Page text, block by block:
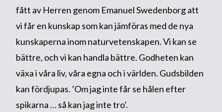
fått av Herren genom Emanuel Swedenborg att
vi får en kunskap som kan jämföras med de nya
kunskaperna inom naturvetenskapen. Vi kan se
bättre, och vi kan handla bättre. Godheten kan
växa i våra liv, våra egna och i världen. Gudsbilden
kan fördjupas. ’Om jag inte får se hålen efter
spikarna … så kan jag inte tro’.